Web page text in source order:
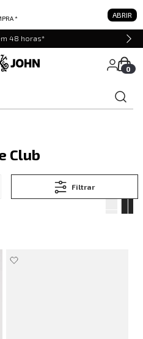
* ABRIR
48 horas*
0
Club
Filtrar